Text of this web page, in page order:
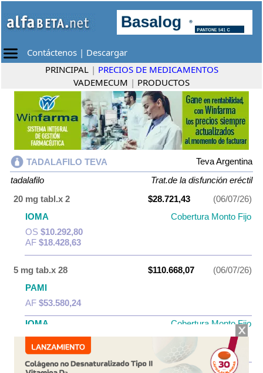
Contáctenos | Descargar
PRINCIPAL | PRECIOS DE MEDICAMENTOS
VADEMECUM | PRODUCTOS
TADALAFILO TEVA
Teva Argentina
tadalafilo
Trat.de la disfunción eréctil
20 mg tabl.x 2
$28.721,43
(06/07/26)
IOMA
Cobertura Monto Fijo
OS $10.292,80
AF $18.428,63
5 mg tab.x 28 $110.668,07
(06/07/26)
PAMI
AF $53.580,24
IOMA
Cobertura Monto Fijo
OS$52.028,01
AF$58.640,06